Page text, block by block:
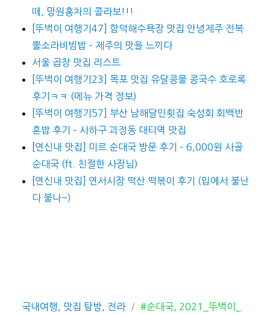
떼, 망원홍차의 콜라보!!!
[뚜벅이 여행기47] 함덕해수욕장 맛집 안녕제주 전복
뿔소라비빔밥 – 제주의 맛을 느끼다
서울 곱창 맛집 리스트
[뚜벅이 여행기23] 목포 맛집 유달콩물 콩국수 호로록
후기ㅋㅋ (메뉴 가격 정보)
[뚜벅이 여행기57] 부산 남해달인횟집 숙성회 회백반
혼밥 후기 – 사하구 괴정동 대티역 맛집
[연신내 맛집] 미르 순대국 방문 후기 – 6,000원 사골
순대국 (ft. 친절한 사장님)
[연신내 맛집] 연서시장 떡산 떡볶이 후기 (입에서 불난
다 불나~)
카
국내여행 맛집 탐방 전라 태
#순대국, 2021_뚜벅이_